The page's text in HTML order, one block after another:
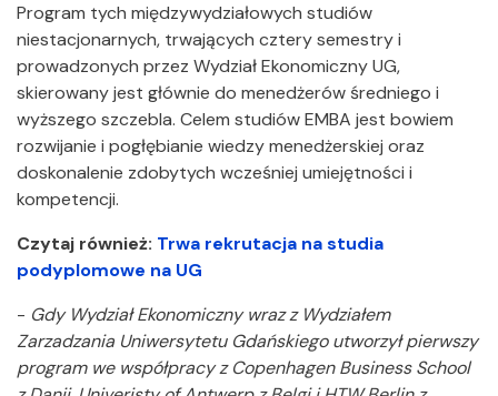
Program tych międzywydziałowych studiów
niestacjonarnych, trwających cztery semestry i
prowadzonych przez Wydział Ekonomiczny UG,
skierowany jest głównie do menedżerów średniego i
wyższego szczebla. Celem studiów EMBA jest bowiem
rozwijanie i pogłębianie wiedzy menedżerskiej oraz
doskonalenie zdobytych wcześniej umiejętności i
kompetencji.
Czytaj również: Trwa rekrutacja na studia
podyplomowe na UG
- Gdy Wydział Ekonomiczny wraz z Wydziałem
Zarzadzania Uniwersytetu Gdańskiego utworzył pierwszy
program we współpracy z Copenhagen Business School